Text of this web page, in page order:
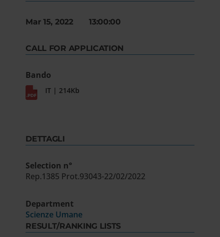
Mar 15, 2022 13:00:00
CALL FOR APPLICATION
Bando
IT | 214Kb
DETTAGLI
Selection n°
Rep.1385 Prot.93043-22/02/2022
Department
Scienze Umane
RESULT/RANKING LISTS